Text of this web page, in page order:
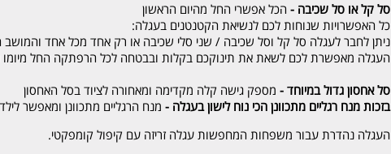
סל קל או סל שכיבה - הכל אפשרי החל מהיום הראשון
כל האפשרויות שנוחות לכם לנשיאת הקטנטנים בעגלה:
ניתן לחבר לעגלה סל קל וסל שכיבה / שני סלי שכיבה או רק אחד מכל אחד והמושב
העגלה מאפשרת לכם לשאת את תינוקכם בקלות ובבטחה לכל הרפתקה החל מיומו
סל אחסון גדול במיוחד - מספק גישה קלה מקדימה ומאחורה לציוד בסל האחסון
בזכות מנח רגליים מתכוונן הכי נוח לישון בעגלה - מנח הרגליים מתכוונן ומאפשר
העגלה נהדרת עבור משפחות המחפשות עגלה זריזה עם קיפול קומפקטי.